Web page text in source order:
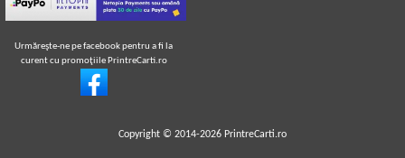
Urmăreşte-ne pe facebook pentru a fi la
curent cu promoţiile PrintreCarti.ro
Copyright © 2014-2026 PrintreCarti.ro